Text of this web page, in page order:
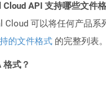
Cloud API 支持哪些文件
Cloud 可以将任何产品系
的文件格式 的完整列表。
格式？